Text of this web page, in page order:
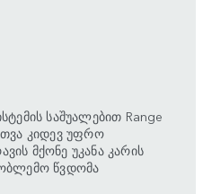
საშუალებით Range
კიდევ უფრო
მქონე უკანა კარის
წვდომა